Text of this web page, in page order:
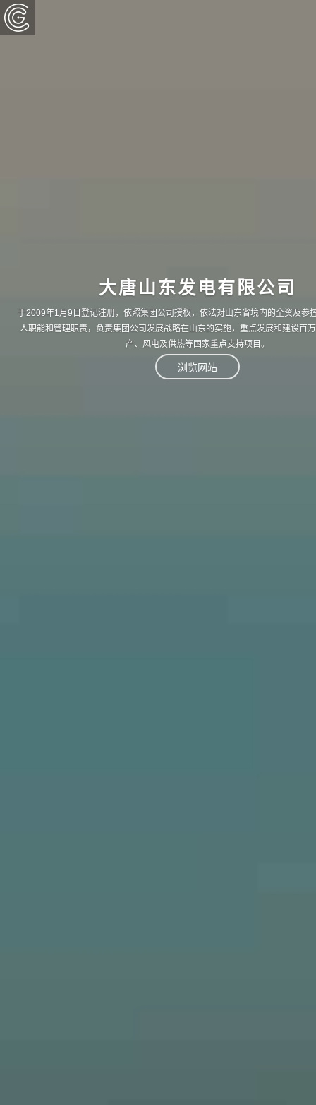
大唐山东发电有限公司
于2009年1月9日登记注册，依照集团公司授权，依法对山东省境内的全资及参
人职能和管理职责，负责集团公司发展战略在山东的实施，重点发展和建设百
产、风电及供热等国家重点支持项目。
浏览网站